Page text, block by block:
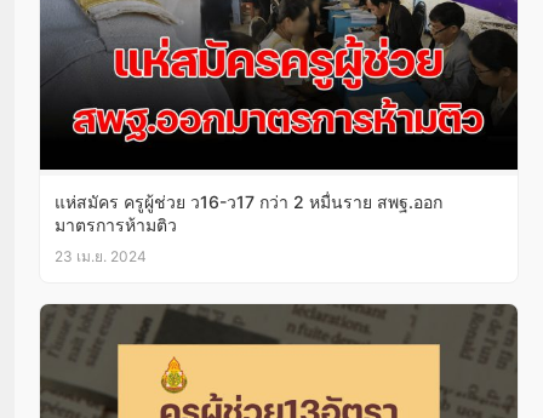
แห่สมัคร ครูผู้ช่วย ว16-ว17 กว่า 2 หมื่นราย สพฐ.ออก
มาตรการห้ามติว
23 เม.ย. 2024